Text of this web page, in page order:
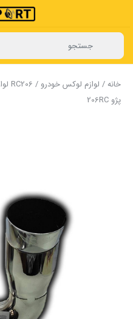
خانه/ لوازم لوکس خودرو / RC206 لوازم ار سی اسپرت 206
پژو 206RC